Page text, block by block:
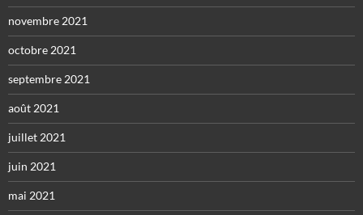
novembre 2021
octobre 2021
septembre 2021
août 2021
juillet 2021
juin 2021
mai 2021